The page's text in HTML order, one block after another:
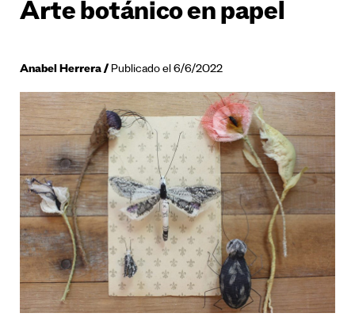
Arte botánico en papel
Anabel Herrera Publicado el 6/6/2022